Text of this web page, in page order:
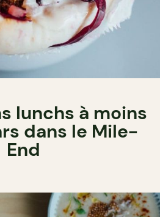
lunchs à moins
dans le Mile-
End